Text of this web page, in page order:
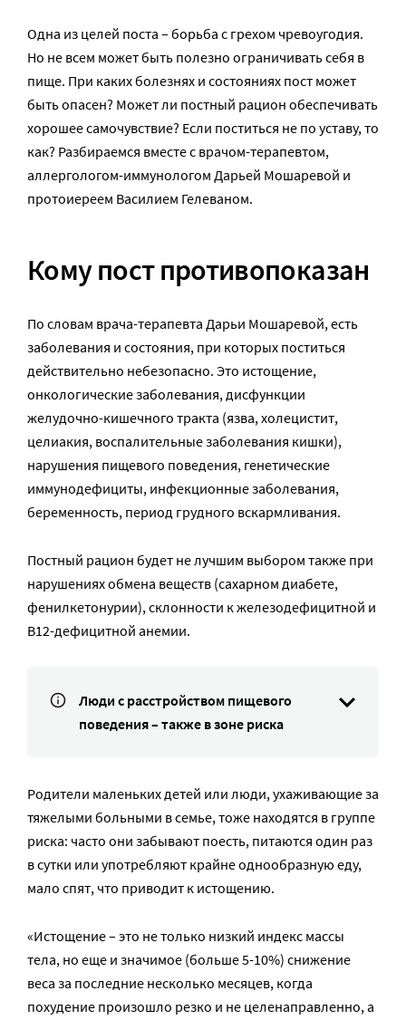
Одна из целей поста – борьба с грехом чревоугодия.
Но не всем может быть полезно ограничивать себя в
пище. При каких болезнях и состояниях пост может
быть опасен? Может ли постный рацион обеспечивать
хорошее самочувствие? Если поститься не по уставу, то
как? Разбираемся вместе с врачом-терапевтом,
аллергологом-иммунологом Дарьей Мошаревой и
протоиереем Василием Гелеваном.
Кому пост противопоказан
По словам врача-терапевта Дарьи Мошаревой, есть
заболевания и состояния, при которых поститься
действительно небезопасно. Это истощение,
онкологические заболевания, дисфункции
желудочно-кишечного тракта (язва, холецистит,
целиакия, воспалительные заболевания кишки),
нарушения пищевого поведения, генетические
иммунодефициты, инфекционные заболевания,
беременность, период грудного вскармливания.
Постный рацион будет не лучшим выбором также при
нарушениях обмена веществ (сахарном диабете,
фенилкетонурии), склонности к железодефицитной и
В12-дефицитной анемии.
Люди с расстройством пищевого
поведения – также в зоне риска
Родители маленьких детей или люди, ухаживающие за
тяжелыми больными в семье, тоже находятся в группе
риска: часто они забывают поесть, питаются один раз
в сутки или употребляют крайне однообразную еду,
мало спят, что приводит к истощению.
«Истощение – это не только низкий индекс массы
тела, но еще и значимое (больше 5-10%) снижение
веса за последние несколько месяцев, когда
похудение произошло резко и не целенаправленно, а